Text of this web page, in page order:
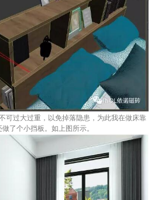
可过大过重，以免掉落隐患，为此我在做床靠
了个小挡板。如上图所示。